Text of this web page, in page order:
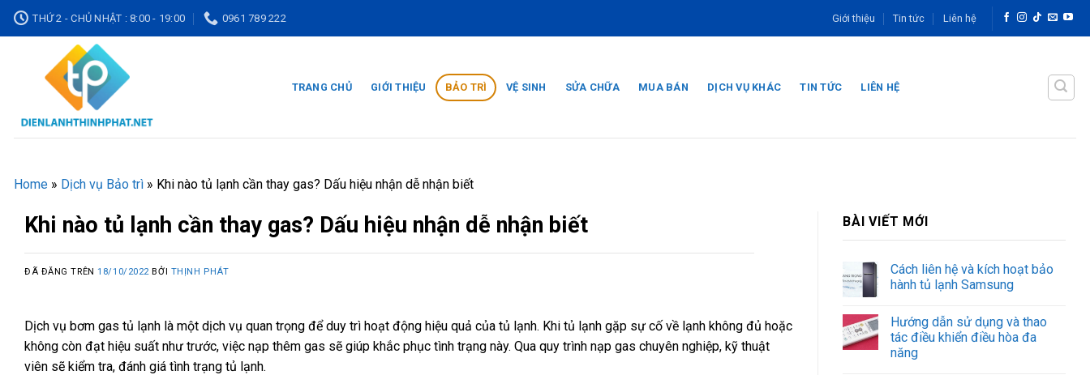
Chuyển
đến
THỨ 2 - CHỦ NHẬT : 8:00 - 19:00 0961 789 222 Giới thiệu Tin tức Liên hệ
TRANG CHỦ GIỚI THIỆU BẢO TRÌ VỆ SINH SỬA CHỮA MUA BÁN DỊCH VỤ KHÁC TIN TỨC LIÊN HỆ
Home » Dịch vụ Bảo trì » Khi nào tủ lạnh cần thay gas? Dấu hiệu nhận dễ nhận biết
Khi nào tủ lạnh cần thay gas? Dấu hiệu nhận dễ nhận biết
ĐÃ ĐĂNG TRÊN18/10/2022BỞI THỊNH PHÁT
Dịch vụ bơm gas tủ lạnh là một dịch vụ quan trọng để duy trì hoạt động hiệu quả của tủ lạnh. Khi tủ lạnh gặp sự cố về lạnh không đủ hoặc
không còn đạt hiệu suất như trước, việc nạp thêm gas sẽ giúp khắc phục tình trạng này. Qua quy trình nạp gas chuyên nghiệp, kỹ thuật
viên sẽ kiểm tra, đánh giá tình trạng tủ lạnh.
BÀI VIẾT MỚI
Cách liên hệ và kích hoạt bảo
hành tủ lạnh Samsung
Hướng dẫn sử dụng và thao
tác điều khiển điều hòa đa
năng